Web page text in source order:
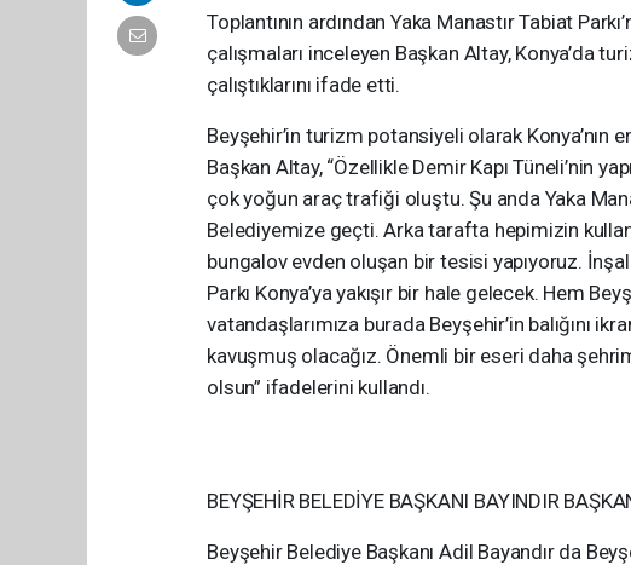
Toplantının ardından Yaka Manastır Tabiat
çalışmaları inceleyen Başkan Altay, Konya’da
çalıştıklarını ifade etti.
Beyşehir’in turizm potansiyeli olarak
Başkan Altay, “Özellikle Demir Kapı Tüneli’nin
çok yoğun araç trafiği oluştu. Şu anda Yaka
Belediyemize geçti. Arka tarafta hepimizin
bungalov evden oluşan bir tesisi yapıyoruz.
Parkı Konya’ya yakışır bir hale gelecek. Hem
vatandaşlarımıza burada Beyşehir’in balığını
kavuşmuş olacağız. Önemli bir eseri daha
olsun” ifadelerini kullandı.
BEYŞEHİR BELEDİYE BAŞKANI BAYINDIR
Beyşehir Belediye Başkanı Adil Bayandır da